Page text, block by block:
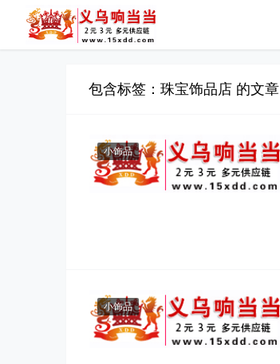
包含标签：珠宝饰品店 的文章
小饰品
小饰品